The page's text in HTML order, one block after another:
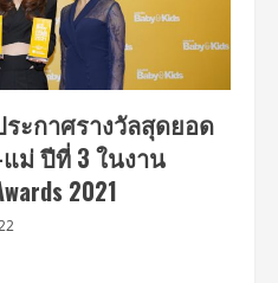
ระกาศรางวัลสุดยอด
ม่ ปีที่ 3 ในงาน
2021